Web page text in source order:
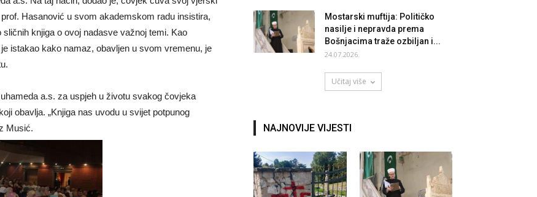
Hasanović u svom akademskom radu insistira,
knjiga o ovoj nadasve važnoj temi. Kao
istakao kako namaz, obavljen u svom vremenu, je
a.s. za uspjeh u životu svakog čovjeka
obavlja. „Knjiga nas uvodu u svijet potpunog
Musić.
Mostarski muftija: Političko
nasilje i nepravda prema
Bošnjacima traže ozbiljan i...
24.07.2026.
Učitaj više
NAJNOVIJE VIJESTI